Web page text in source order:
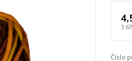
Číslo